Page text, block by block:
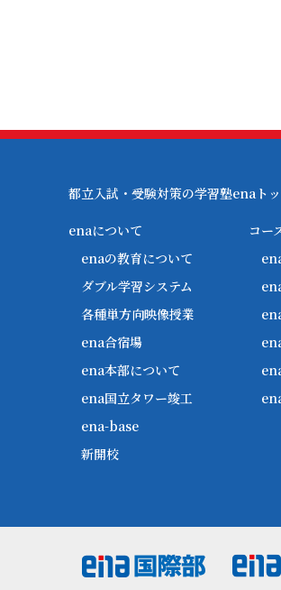
都立入試・受験対策の学習塾enaト
enaについて
enaの教育について
ダブル学習システム
各種単方向映像授業
ena合宿場
ena本部について
ena国立タワー竣工
ena-base
新開校
コー